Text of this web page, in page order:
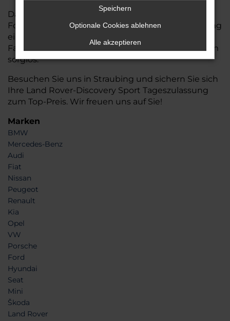
Darüber hinaus kümmern wir uns um alle
Formalitäten: von der Zulassung bis zur Vermittlung
einer passenden Versicherung. So wird Ihr
Fahrzeugwechsel bei Auto Seubert GmbH rundum
sorglos.
Besuchen Sie uns in Straubing und sichern Sie sich
Ihre Land Rover-Discovery Sport Tageszulassung
zum Top-Preis. Wir freuen uns auf Sie!
Marken
BMW
Mercedes-Benz
Audi
Fiat
Nissan
Peugeot
Renault
Kia
Opel
VW
Porsche
Ford
Hyundai
Seat
Mini
Škoda
Land Rover
Speichern
Optionale Cookies ablehnen
Alle akzeptieren